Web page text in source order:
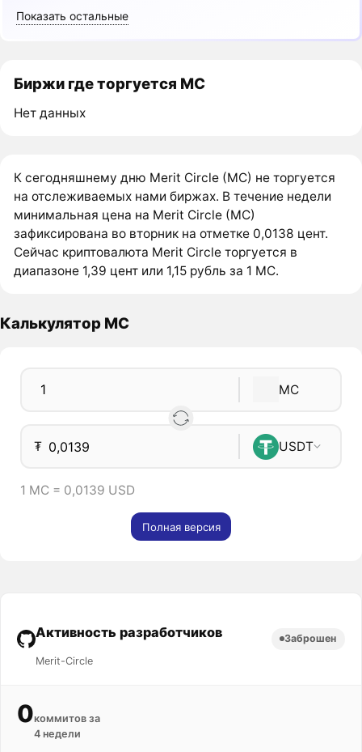
Показать остальные
Биржи где торгуется MC
Нет данных
К сегодняшнему дню Merit Circle (MC) не торгуется
на отслеживаемых нами биржах. В течение недели
минимальная цена на Merit Circle (MC)
зафиксирована во вторник на отметке 0,0138 цент.
Сейчас криптовалюта Merit Circle торгуется в
диапазоне 1,39 цент или 1,15 рубль за 1 MC.
Калькулятор MC
MC
₮ USDT
1 MC = 0,0139 USD
Полная версия
Активность разработчиков
Merit-Circle
Заброшен
0коммитов за
4 недели